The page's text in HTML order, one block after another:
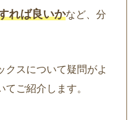
れば良いかなど、分
クスについて疑問がよ
ご紹介します。